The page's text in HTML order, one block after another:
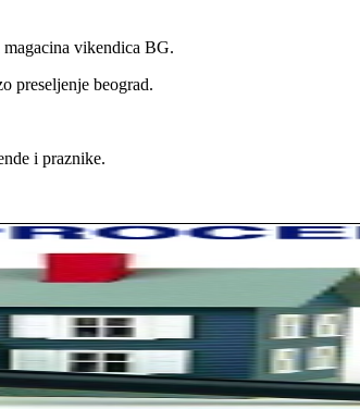
vikendica BG.
preseljenje beograd.
i praznike.